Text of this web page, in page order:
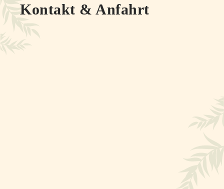
Kontakt & Anfahrt